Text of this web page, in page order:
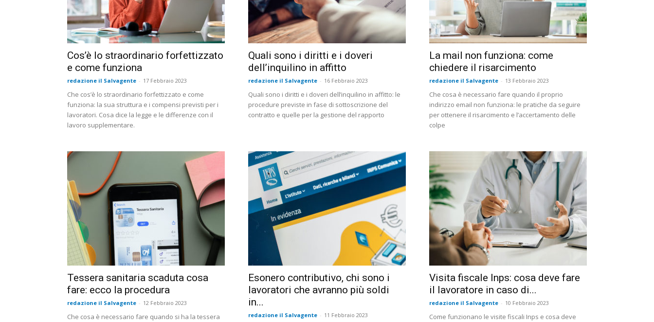
Cos’è lo straordinario forfettizzato
e come funziona
redazione il Salvagente - 17 Febbraio 2023
Che cos’è lo straordinario forfettizzato e come
funziona: la sua struttura e i compensi previsti per i
lavoratori. Cosa dice la legge e le differenze con il
lavoro supplementare.
Quali sono i diritti e i doveri
dell’inquilino in affitto
redazione il Salvagente - 16 Febbraio 2023
Quali sono i diritti e i doveri dell’inquilino in affitto: le
procedure previste in fase di sottoscrizione del
contratto e quelle per la gestione del rapporto
La mail non funziona: come
chiedere il risarcimento
redazione il Salvagente - 13 Febbraio 2023
Che cosa è necessario fare quando il proprio
indirizzo email non funziona: le pratiche da seguire
per ottenere il risarcimento e l’accertamento delle
colpe
Tessera sanitaria scaduta cosa
fare: ecco la procedura
redazione il Salvagente - 12 Febbraio 2023
Che cosa è necessario fare quando si ha la tessera
Esonero contributivo, chi sono i
lavoratori che avranno più soldi
in...
redazione il Salvagente - 11 Febbraio 2023
Visita fiscale Inps: cosa deve fare
il lavoratore in caso di...
redazione il Salvagente - 10 Febbraio 2023
Come funzionano le visite fiscali Inps e cosa deve